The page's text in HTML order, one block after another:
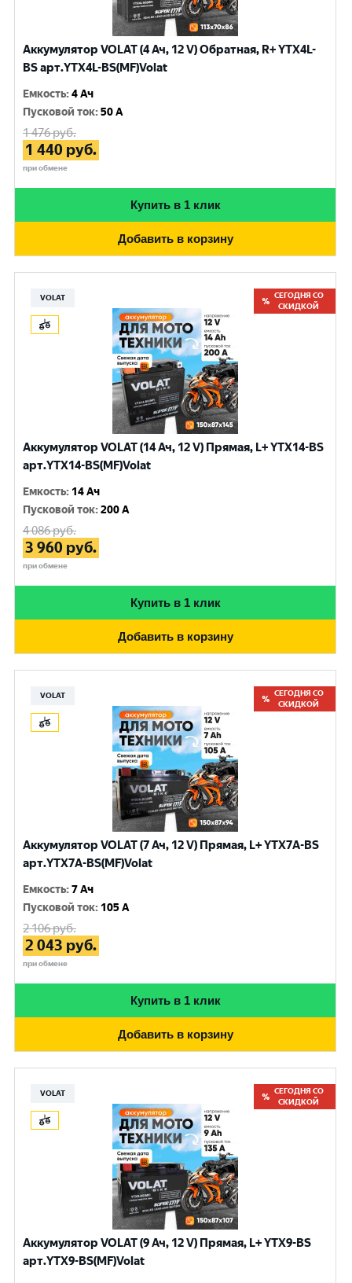
Аккумулятор VOLAT (4 Ач, 12 V) Обратная, R+ YTX4L-
BS арт.YTX4L-BS(MF)Volat
Емкость:4 Ач
Пусковой ток:50 A
1 476руб.
1 440 руб.
при обмене
Купить в 1 клик
Добавить в корзину
VOLAT
СЕГОДНЯ СО
СКИДКОЙ
Аккумулятор VOLAT (14 Ач, 12 V) Прямая, L+ YTX14-BS
арт.YTX14-BS(MF)Volat
Емкость: 14 Ач
Пусковой ток:200 A
4 086руб.
3 960 руб.
при обмене
Купить в 1 клик
Добавить в корзину
VOLAT
СЕГОДНЯ СО
СКИДКОЙ
Аккумулятор VOLAT (7 Ач, 12 V) Прямая, L+ YTX7A-BS
арт.YTX7A-BS(MF)Volat
Емкость:7 Ач
Пусковой ток: 105 A
2 106руб.
2 043 руб.
при обмене
Купить в 1 клик
Добавить в корзину
VOLAT
СЕГОДНЯ СО
СКИДКОЙ
Аккумулятор VOLAT (9 Ач, 12 V) Прямая, L+ YTX9-BS
арт.YTX9-BS(MF)Volat